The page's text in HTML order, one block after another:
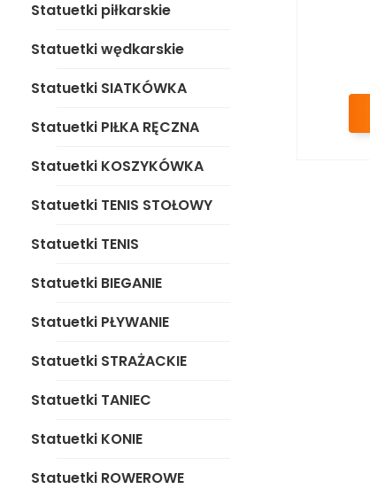
WALKI
Statuetki MOTOSPORT
Statuetki BADMINTON
Statuetki piłkarskie
Statuetki wędkarskie
Statuetki SIATKÓWKA
Statuetki PIŁKA RĘCZNA
Statuetki KOSZYKÓWKA
Statuetki TENIS STOŁOWY
Statuetki TENIS
Statuetki BIEGANIE
Statuetki PŁYWANIE
Statuetki STRAŻACKIE
Statuetki TANIEC
Statuetki KONIE
Statuetki ROWEROWE